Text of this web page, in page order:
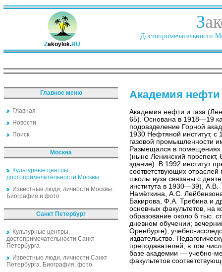
Zakoylok.RU
З
Достопримечательности
Главное меню
Главная
Новости
Поиск
Москва
Культурные центры,
достопримечательности Москвы
Известные люди, личности Москвы.
Биография и фото
Санкт Петербург
Культурные центры,
достопримечательности Санкт
Петербурга
Известные люди, личности Санкт
Петербурга. Биография, фото
Академия нефти
Академия нефти и газа
65). Основана в 1918—19
подразделение Горной
1930 Нефтяной институт, с
газовой промышленности
Размещался в помещениях
(ныне Ленинский проспект,
здание). В 1992 институт
соответствующих
школы вуза связаны с
института в 1930—39),
Намёткина, А.С.
Бакирова, Ф.А. Требина и
основных факультетов, на
образование около 6 тыс.
дневном обучении;
Оренбурге), учебно-
издательство.
преподавателей, в том
базе академии — учебно-
факультетов